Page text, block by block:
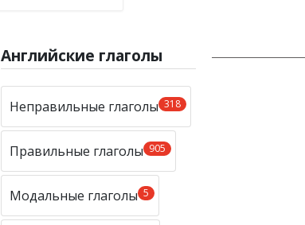
Английские глаголы
318
Неправильные глаголы
905
Правильные глаголы
5
Модальные глаголы